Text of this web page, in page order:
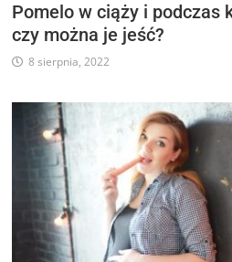
Pomelo w ciąży i podczas
czy można je jeść?
8 sierpnia, 2022